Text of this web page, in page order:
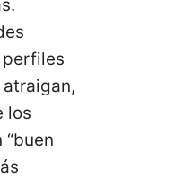
perfiles
los